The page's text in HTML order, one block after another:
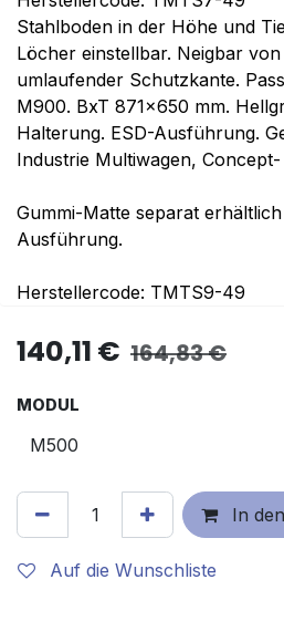
Stahlboden in der Höhe und
Löcher einstellbar. Neigbar
umlaufender Schutzkante.
M900. BxT 871x650 mm.
Halterung. ESD-Ausführung.
Industrie Multiwagen,
Gummi-Matte separat
Ausführung.
Herstellercode: TMTS9-49
140,11 € 164,83€
MODUL
In
Auf die Wunschliste